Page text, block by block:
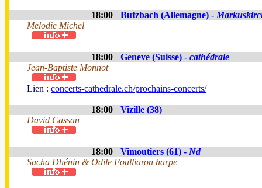
18:00 Butzbach (Allemagne) -
Melodie Michel
18:00 Geneve (Suisse) - cathédrale
Jean-Baptiste Monnot
Lien : concerts-cathedrale.ch/prochains-concerts/
18:00
Vizille (38)
David Cassan
18:00 Vimoutiers (61) - Nd
Sacha Dhénin & Odile Foulliaron harpe